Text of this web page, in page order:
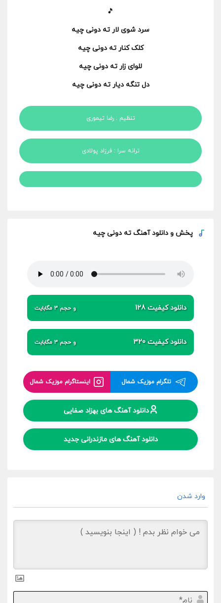
🎵
سرد شوی لار ته دونی چیه
کلک کنار ته دونی چیه
للوای زار ته دونی چیه
دل تنگه دیار ته دونی چیه
تنظیم : رضا تیموری
ترانه سرا : فرزاد پولادی
پخش و دانلود آهنگ ته دونی چیه
دانلود کیفیت 128 و حجم 3 مگابایت
دانلود کیفیت 320 و حجم 3 مگابایت
تلگرام موزیک شمال اینستاگرام موزیک شمال
دانلود آهنگ های بهزاد صفایی
دانلود آهنگ های مازندرانی جدید
وارد شدن
نام*